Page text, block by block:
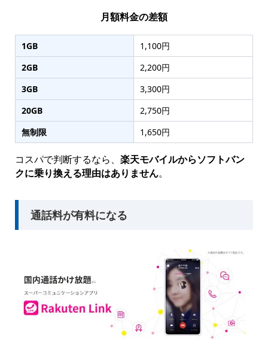
月額料金の差額
1GB
1,100円
2GB
2,200円
3GB
3,300円
20GB
2,750円
無制限
1,650円
コスパで判断するなら、 楽天モバイルからソフトバン
クに乗り換える理由はありません。
通話料が有料になる